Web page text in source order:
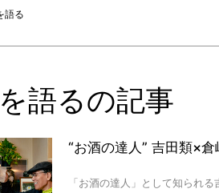
語る
語るの記事
“お酒の達人” 吉田類×
「お酒の達人」として知られ